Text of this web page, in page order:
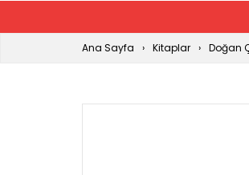
Ana Sayfa Kitaplar Doğan